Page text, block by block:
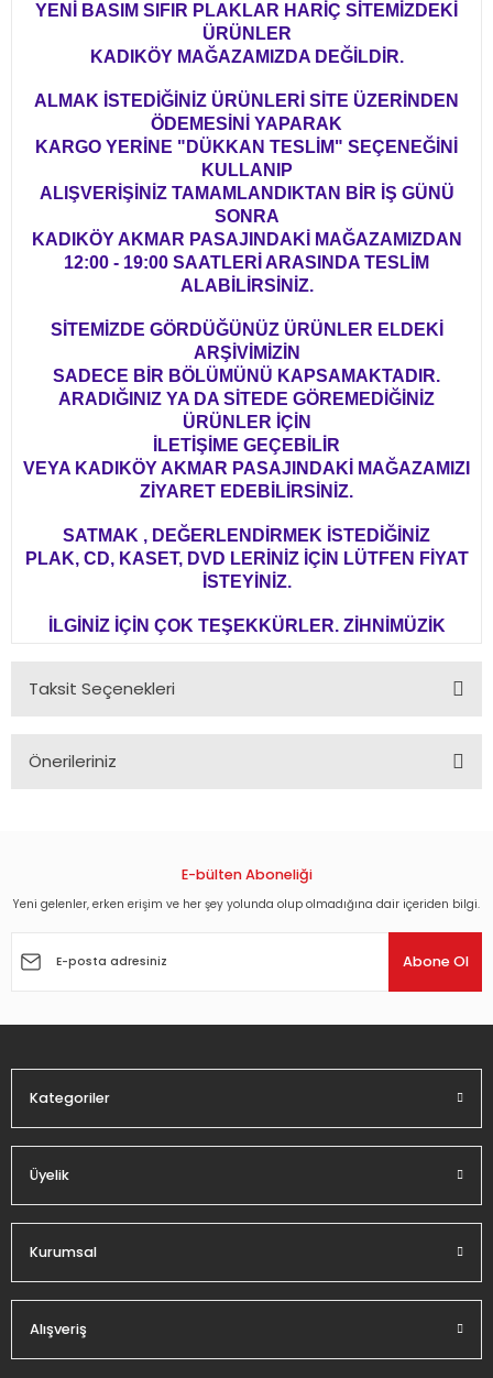
YENİ BASIM SIFIR PLAKLAR HARİÇ SİTEMİZDEKİ
ÜRÜNLER
KADIKÖY MAĞAZAMIZDA DEĞİLDİR.
ALMAK İSTEDİĞİNİZ ÜRÜNLERİ SİTE ÜZERİNDEN
ÖDEMESİNİ YAPARAK
KARGO YERİNE "DÜKKAN TESLİM" SEÇENEĞİNİ
KULLANIP
ALIŞVERİŞİNİZ TAMAMLANDIKTAN BİR İŞ GÜNÜ
SONRA
KADIKÖY AKMAR PASAJINDAKİ MAĞAZAMIZDAN
12:00 - 19:00 SAATLERİ ARASINDA TESLİM
ALABİLİRSİNİZ.
SİTEMİZDE GÖRDÜĞÜNÜZ ÜRÜNLER ELDEKİ
ARŞİVİMİZİN
SADECE BİR BÖLÜMÜNÜ KAPSAMAKTADIR.
ARADIĞINIZ YA DA SİTEDE GÖREMEDİĞİNİZ
ÜRÜNLER İÇİN
İLETİŞİME GEÇEBİLİR
VEYA KADIKÖY AKMAR PASAJINDAKİ MAĞAZAMIZI
ZİYARET EDEBİLİRSİNİZ.
SATMAK , DEĞERLENDİRMEK İSTEDİĞİNİZ
PLAK, CD, KASET, DVD LERİNİZ İÇİN LÜTFEN FİYAT
İSTEYİNİZ.
İLGİNİZ İÇİN ÇOK TEŞEKKÜRLER. ZİHNİMÜZİK
Taksit Seçenekleri
Önerileriniz
Görüş ve önerileriniz için teşekkür ederiz.
Ürün açıklamasında eksik bilgiler bulunuyor.
E-bülten Aboneliği
Yeni gelenler, erken erişim ve her şey yolunda olup olmadığına dair içeriden bilgi.
Abone Ol
Kategoriler
Üyelik
Kurumsal
Alışveriş